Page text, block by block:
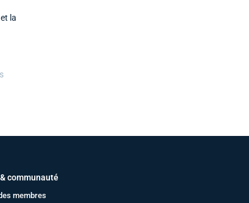
la
communauté
membres